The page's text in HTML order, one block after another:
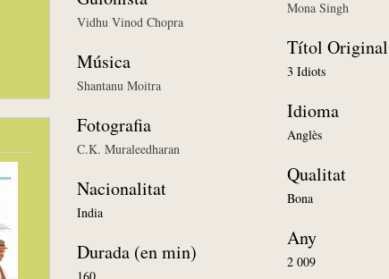
Vidhu Vinod Chopra
Música
Shantanu Moitra
Fotografia
C.K. Muraleedharan
Nacionalitat
India
Durada (en min)
Mona Singh
Títol Original
3 Idiots
Idioma
Anglès
Qualitat
Bona
Any
2 009